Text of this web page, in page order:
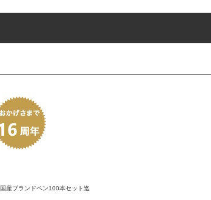
国産ブランドペン100本セット迄